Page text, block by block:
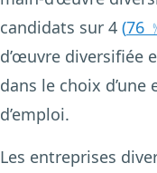
candidats sur 4 (76
d’œuvre diversifiée
dans le choix d’une
d’emploi.
Les entreprises